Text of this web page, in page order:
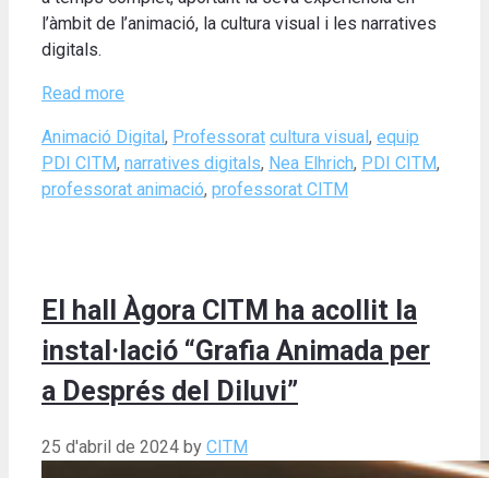
l’àmbit de l’animació, la cultura visual i les narratives
digitals.
Read more
Categories
Animació Digital, Professorat Tags
cultura visual, equip
PDI CITM, narratives digitals, Nea Elhrich, PDI CITM,
professorat animació, professorat CITM
El hall Àgora CITM ha acollit la
instal·lació “Grafia Animada per
a Després del Diluvi”
25 d'abril de 2024 by CITM